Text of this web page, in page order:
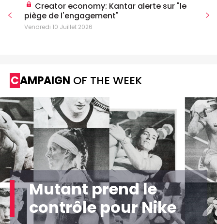
Creator economy: Kantar alerte sur "le
piège de l'engagement"
Vendredi 10 Juillet 2026
CAMPAIGN OF THE WEEK
Mutant prend le
contrôle pour Nike